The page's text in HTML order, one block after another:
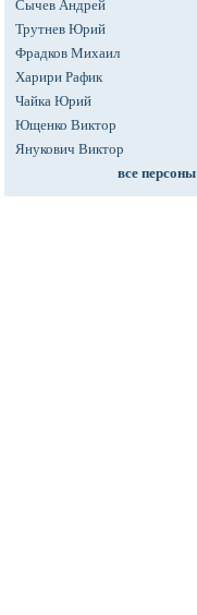
Сычев Андрей
Трутнев Юрий
Фрадков Михаил
Харири Рафик
Чайка Юрий
Ющенко Виктор
Янукович Виктор
все персоны